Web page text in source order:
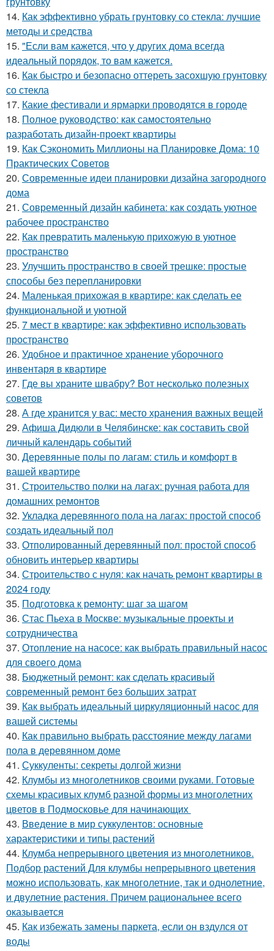
14. Как эффективно убрать грунтовку со стекла: лучшие
методы и средства
15. "Если вам кажется, что у других дома всегда
идеальный порядок, то вам кажется.
16. Как быстро и безопасно оттереть засохшую грунтовку
со стекла
17. Какие фестивали и ярмарки проводятся в городе
18. Полное руководство: как самостоятельно
разработать дизайн-проект квартиры
19. Как Сэкономить Миллионы на Планировке Дома: 10
Практических Советов
20. Современные идеи планировки дизайна загородного
дома
21. Современный дизайн кабинета: как создать уютное
рабочее пространство
22. Как превратить маленькую прихожую в уютное
пространство
23. Улучшить пространство в своей трешке: простые
способы без перепланировки
24. Маленькая прихожая в квартире: как сделать ее
функциональной и уютной
25. 7 мест в квартире: как эффективно использовать
пространство
26. Удобное и практичное хранение уборочного
инвентаря в квартире
27. Где вы храните швабру? Вот несколько полезных
советов
28. А где хранится у вас: место хранения важных вещей
29. Афиша Дидюли в Челябинске: как составить свой
личный календарь событий
30. Деревянные полы по лагам: стиль и комфорт в
вашей квартире
31. Строительство полки на лагах: ручная работа для
домашних ремонтов
32. Укладка деревянного пола на лагах: простой способ
создать идеальный пол
33. Отполированный деревянный пол: простой способ
обновить интерьер квартиры
34. Строительство с нуля: как начать ремонт квартиры в
2024 году
35. Подготовка к ремонту: шаг за шагом
36. Стас Пьеха в Москве: музыкальные проекты и
сотрудничества
37. Отопление на насосе: как выбрать правильный насос
для своего дома
38. Бюджетный ремонт: как сделать красивый
современный ремонт без больших затрат
39. Как выбрать идеальный циркуляционный насос для
вашей системы
40. Как правильно выбрать расстояние между лагами
пола в деревянном доме
41. Суккуленты: секреты долгой жизни
42. Клумбы из многолетников своими руками. Готовые
схемы красивых клумб разной формы из многолетних
цветов в Подмосковье для начинающих
43. Введение в мир суккулентов: основные
характеристики и типы растений
44. Клумба непрерывного цветения из многолетников.
Подбор растений Для клумбы непрерывного цветения
можно использовать, как многолетние, так и однолетние,
и двулетние растения. Причем рациональнее всего
оказывается
45. Как избежать замены паркета, если он вздулся от
воды